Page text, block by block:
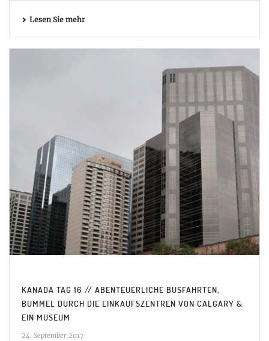
Lesen Sie mehr
KANADA TAG 16 // ABENTEUERLICHE BUSFAHRTEN,
BUMMEL DURCH DIE EINKAUFSZENTREN VON CALGARY &
EIN MUSEUM
24. September 2017